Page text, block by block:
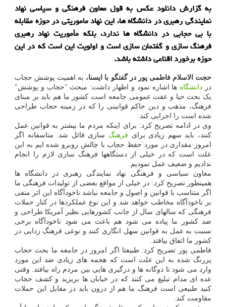
به گزارش دانلود عکس به قول معاون فرهنگی و سیاسی نهاد
نمایندگی رهبری در دانشگاه ها، این نهاد ماموریتی در حوزه مقابله
با بی حجابی در دانشگاه ها ندارد، بلکه مأموریت نهاد رهبری
فرهنگ سازی و گفتمان سازی است و اولویت این است که در این
حوزه برخورد اقناعی داشته باشد.
حجت الاسلام فاطمی پور در گفتگو با ایسنا، به اهمیت پوشش حجاب
در دانشگاه ها اشاره نمود و اظهار داشت: مبحث "حجاب و پوشش"
یک بحث حیا و عفت عمومی جامعه است کشور ما هم باید بر مبنای
فرهنگ، مذهب و دین حاکم قوانینی را که در زمینه حجاب طراحی
شده است را اجرایی کند.
وی در ادامه تصریح کرد: برای اینکه مردم ما بیشتر به قوانین عمل
کنند، باید سهم زیادی برای فرهنگ سازی قائل شد. متاسفانه اگر
امروز مقداری در مورد حفظ حجاب با چالش روبرو شده ایم به این
علت است که در خیلی از دستگاهها فرهنگ سازی لازم را انجام
ندادیم و ضعیف عمل نمودیم.
معاون سیاسی و فرهنگی نهاد نمایندگی رهبری در دانشگاه ها
همینطور تصریح کرد: در خیلی از مواقع بعضی از تولیدات فرهنگی ما
اگر متناسب با قوانین و اصول و جامعه نباشد ناخودآگاه این اثر منفی
بر ناخودآگاه مخاطب خواهد شد و این نوع عملکردها در کنار حملات
فرهنگی که سالهای سال از جانب کشورهایی نظیر آمریکا طراحی و
ضد کشور ما پیاده می شود هم باعث می شود ناخودآگاه برخی
نسبت به عمل به قوانین سهل انگاری کنند و نوعی فرهنگ زدایی در
کشور ما اتفاق بیافتد.
فاطمی پور تصریح کرد: طبیعتا اگر امروز در جامعه ما بحث حجاب
پررنگ شده به این علت است که هجمه های زیادی ضد این مورد
وارد می شود تا دوگانه ها و درگیری هایی بین مردم راه بیافتد. وقتی
عده ای مدام تبلیغ می کنند که در خیابان ها بریزید و کشف حجاب
کنید طبیعی است فرهنگ ما هم از درون باید در مقابل این حملات
مقاومت کند.